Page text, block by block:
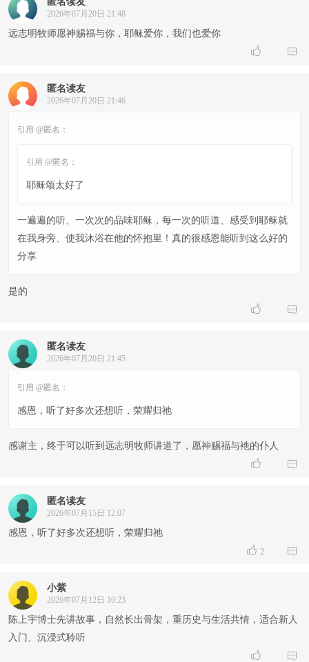
2026年07月20日 21:48
远志明牧师愿神赐福与你，耶稣爱你，我们也爱你
 
匿名读友
2026年07月20日 21:46
引用 @匿名：
引用 @匿名：
耶稣颂太好了
一遍遍的听、一次次的品味耶稣，每一次的听道、感受到耶稣就
在我身旁、使我沐浴在他的怀抱里！真的很感恩能听到这么好的
分享
是的
 
匿名读友
2026年07月20日 21:45
引用 @匿名：
感恩，听了好多次还想听，荣耀归祂
感谢主，终于可以听到远志明牧师讲道了，愿神赐福与衪的仆人
 
匿名读友
2026年07月15日 12:07
感恩，听了好多次还想听，荣耀归祂
 2 
小紫
2026年07月12日 10:23
陈上宇博士先讲故事，自然长出骨架，重历史与生活共情，适合新人
入门、沉浸式聆听
 